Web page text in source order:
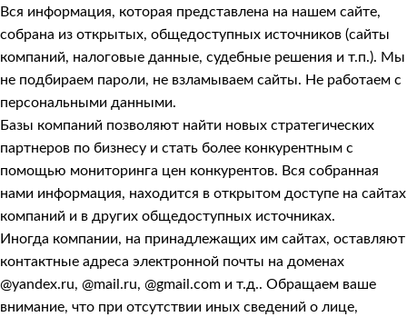
Вся информация, которая представлена на нашем сайте,
собрана из открытых, общедоступных источников (сайты
компаний, налоговые данные, судебные решения и т.п.). Мы
не подбираем пароли, не взламываем сайты. Не работаем с
персональными данными.
Базы компаний позволяют найти новых стратегических
партнеров по бизнесу и стать более конкурентным с
помощью мониторинга цен конкурентов. Вся собранная
нами информация, находится в открытом доступе на сайтах
компаний и в других общедоступных источниках.
Иногда компании, на принадлежащих им сайтах, оставляют
контактные адреса электронной почты на доменах
@yandex.ru, @mail.ru, @gmail.com и т.д.. Обращаем ваше
внимание, что при отсутствии иных сведений о лице,